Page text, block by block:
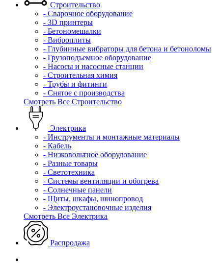
Строительство
- Сварочное оборудование
- 3D принтеры
- Бетономешалки
- Виброплиты
- Глубинные вибраторы для бетона и бетоноломы
- Грузоподъемное оборудование
- Насосы и насосные станции
- Строительная химия
- Трубы и фитинги
- Снятое с производства
Смотреть Все Строительство
Электрика
- Инструменты и монтажные материалы
- Кабель
- Низковольтное оборудование
- Разные товары
- Светотехника
- Системы вентиляции и обогрева
- Солнечные панели
- Щиты, шкафы, шинопровод
- Электроустановочные изделия
Смотреть Все Электрика
Распродажа